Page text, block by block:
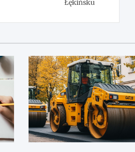
Łękińsku